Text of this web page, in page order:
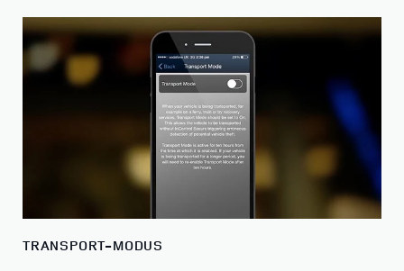
TRANSPORT-MODUS